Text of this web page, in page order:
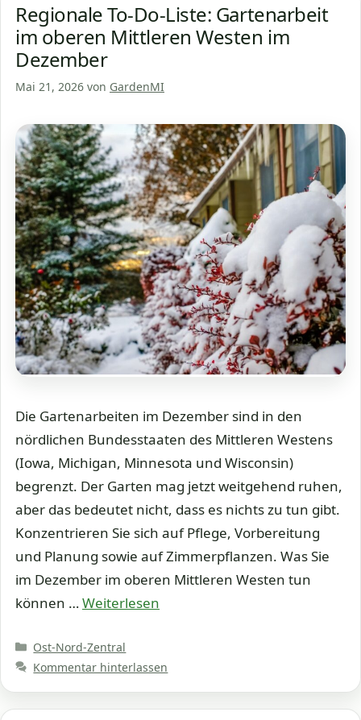
Regionale To-Do-Liste: Gartenarbeit
im oberen Mittleren Westen im
Dezember
Mai 21, 2026 von GardenMI
Die Gartenarbeiten im Dezember sind in den
nördlichen Bundesstaaten des Mittleren Westens
(Iowa, Michigan, Minnesota und Wisconsin)
begrenzt. Der Garten mag jetzt weitgehend ruhen,
aber das bedeutet nicht, dass es nichts zu tun gibt.
Konzentrieren Sie sich auf Pflege, Vorbereitung
und Planung sowie auf Zimmerpflanzen. Was Sie
im Dezember im oberen Mittleren Westen tun
können …Weiterlesen
Kategorien
Ost-Nord-Zentral
Kommentar hinterlassen